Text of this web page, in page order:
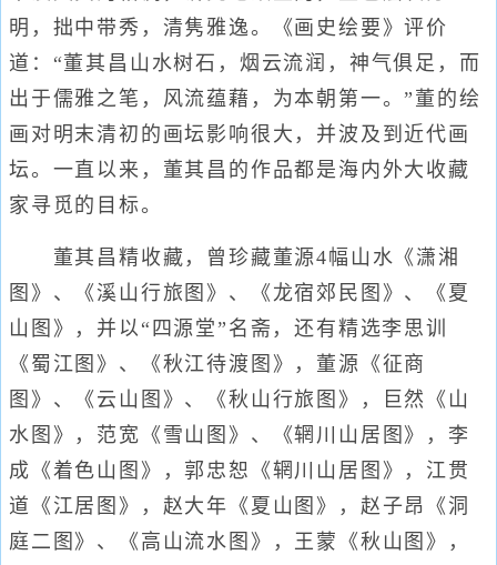
明，拙中带秀，清隽雅逸。《画史绘要》评价
道：“董其昌山水树石，烟云流润，神气俱足，而
出于儒雅之笔，风流蕴藉，为本朝第一。”董的绘
画对明末清初的画坛影响很大，并波及到近代画
坛。一直以来，董其昌的作品都是海内外大收藏
家寻觅的目标。
董其昌精收藏，曾珍藏董源4幅山水《潇湘
图》、《溪山行旅图》、《龙宿郊民图》、《夏
山图》，并以“四源堂”名斋，还有精选李思训
《蜀江图》、《秋江待渡图》，董源《征商
图》、《云山图》、《秋山行旅图》，巨然《山
水图》，范宽《雪山图》、《辋川山居图》，李
成《着色山图》，郭忠恕《辋川山居图》，江贯
道《江居图》，赵大年《夏山图》，赵子昂《洞
庭二图》、《高山流水图》，王蒙《秋山图》，